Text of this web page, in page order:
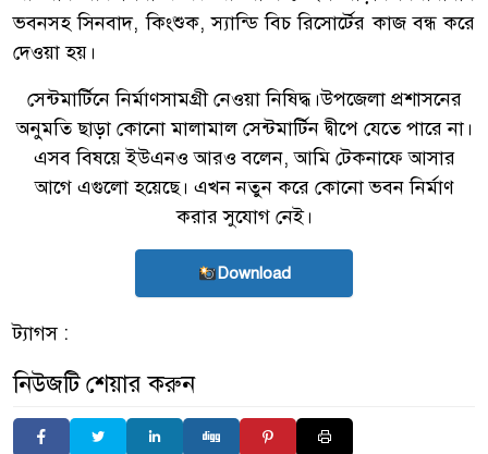
ভবনসহ সিনবাদ, কিংশুক, স্যান্ডি বিচ রিসোর্টের কাজ বন্ধ করে
দেওয়া হয়।
সেন্টমার্টিনে নির্মাণসামগ্রী নেওয়া নিষিদ্ধ।উপজেলা প্রশাসনের
অনুমতি ছাড়া কোনো মালামাল সেন্টমার্টিন দ্বীপে যেতে পারে না।
এসব বিষয়ে ইউএনও আরও বলেন, আমি টেকনাফে আসার
আগে এগুলো হয়েছে। এখন নতুন করে কোনো ভবন নির্মাণ
করার সুযোগ নেই।
Download
ট্যাগস :
নিউজটি শেয়ার করুন